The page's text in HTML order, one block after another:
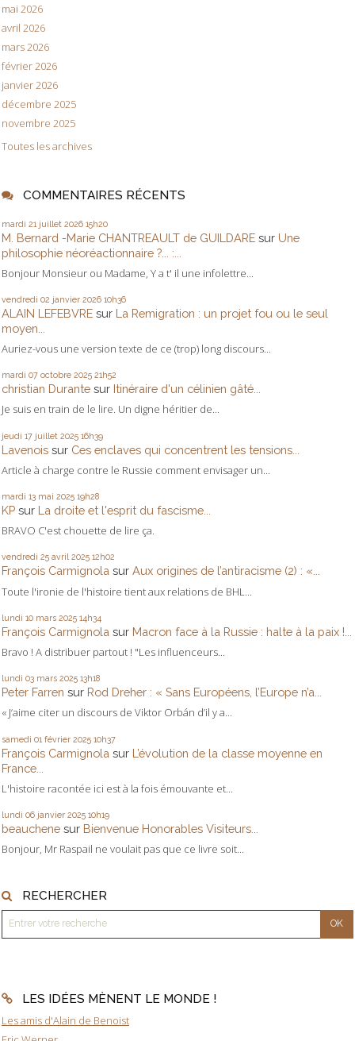
mai 2026
avril 2026
mars 2026
février 2026
janvier 2026
décembre 2025
novembre 2025
Toutes les archives
COMMENTAIRES RÉCENTS
mardi 21 juillet 2026 15h20
M. Bernard -Marie CHANTREAULT de GUILDARE sur Une
philosophie néoréactionnaire ?... :...
Bonjour Monsieur ou Madame, Y a t' il une infolettre...
vendredi 02 janvier 2026 10h36
ALAIN LEFEBVRE sur La Remigration : un projet fou ou le seul
moyen...
Auriez-vous une version texte de ce (trop) long discours...
mardi 07 octobre 2025 21h52
christian Durante sur Itinéraire d'un célinien gâté...
Je suis en train de le lire. Un digne héritier de...
jeudi 17 juillet 2025 16h39
Lavenois sur Ces enclaves qui concentrent les tensions...
Article à charge contre le Russie comment envisager un...
mardi 13 mai 2025 19h28
KP sur La droite et l'esprit du fascisme...
BRAVO C'est chouette de lire ça.
vendredi 25 avril 2025 12h02
François Carmignola sur Aux origines de l’antiracisme (2) : «...
Toute l'ironie de l'histoire tient aux relations de BHL...
lundi 10 mars 2025 14h34
François Carmignola sur Macron face à la Russie : halte à la paix !...
Bravo ! A distribuer partout ! "Les influenceurs...
lundi 03 mars 2025 13h18
Peter Farren sur Rod Dreher : « Sans Européens, l’Europe n’a...
« J’aime citer un discours de Viktor Orbán d’il y a...
samedi 01 février 2025 10h37
François Carmignola sur L’évolution de la classe moyenne en
France...
L'histoire racontée ici est à la fois émouvante et...
lundi 06 janvier 2025 10h19
beauchene sur Bienvenue Honorables Visiteurs...
Bonjour, Mr Raspail ne voulait pas que ce livre soit...
RECHERCHER
LES IDÉES MÈNENT LE MONDE !
Les amis d'Alain de Benoist